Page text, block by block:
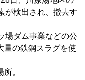
が検出され、撤去す
場ダム事業などの公
量の鉄鋼スラグを使
。